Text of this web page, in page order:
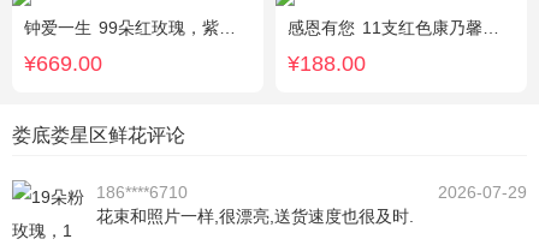
钟爱一生 99朵红玫瑰，紫色勿忘我围边
¥669.00
感恩有您 11支红色康乃馨，1支多头白百合，搭配黄莺、满天星。
¥188.00
娄底娄星区鲜花评论
186****6710
2026-07-29
花束和照片一样,很漂亮,送货速度也很及时.